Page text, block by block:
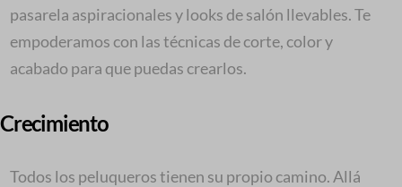
pasarela aspiracionales y looks de salón llevables. Te
empoderamos con las técnicas de corte, color y
acabado para que puedas crearlos.
Crecimiento
Todos los peluqueros tienen su propio camino. Allá